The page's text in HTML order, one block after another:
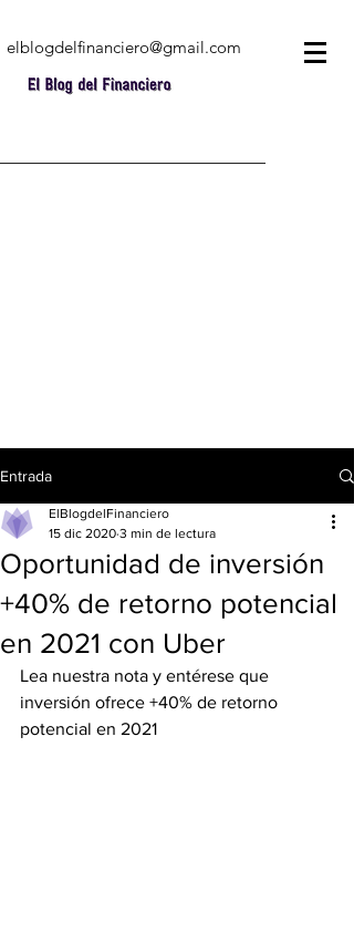
elblogdelfinanciero@gmail.com
Entrada
Oportunidad de inversión
+40% de retorno potencial
en 2021 con Uber
ElBlogdelFinanciero
15 dic 2020 3 min de lectura
Lea nuestra nota y entérese que
inversión ofrece +40% de retorno
potencial en 2021